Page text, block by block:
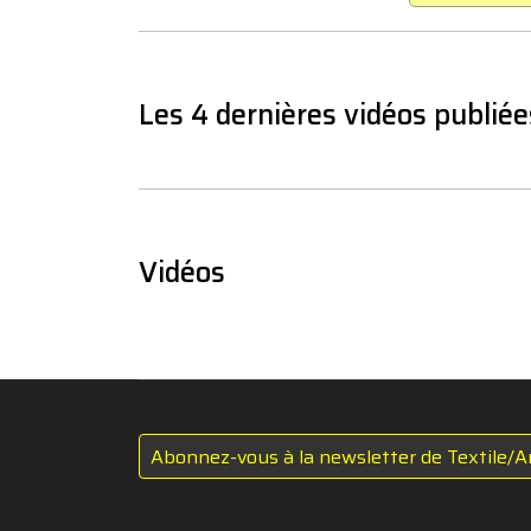
Les 4 dernières vidéos
Vidéos
Abonnez-vous à la newsletter de Textile/